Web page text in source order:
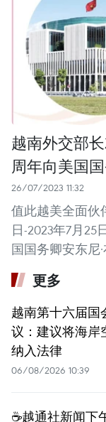
越南外交部
周年向美国
26/07/2023 11:32
值此越美全面伙
日-2023年7月
国国务卿安东尼·
更多
越南第十六届国
议：建议将海岸
纳入法律
06/08/2026 10:39
☕️越通社新闻下